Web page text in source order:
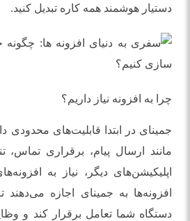
دستیار هوشمند همه کاره تبدیل کنید.
چرا به افزونه نیاز داریم؟
جمینای در ابتدا قابلیت‌های محدودی
مانند ارسال پیام، برقراری تماس،
اپلیکیشن‌های دیگر، نیاز به
افزونه‌ها به جمینای اجازه می‌دهند
دستگاه شما تعامل برقرار کند و